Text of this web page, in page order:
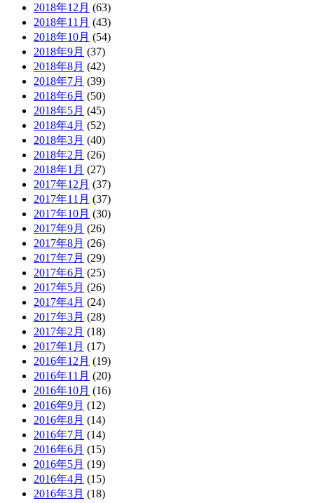
2018年12月 (63)
2018年11月 (43)
2018年10月 (54)
2018年9月 (37)
2018年8月 (42)
2018年7月 (39)
2018年6月 (50)
2018年5月 (45)
2018年4月 (52)
2018年3月 (40)
2018年2月 (26)
2018年1月 (27)
2017年12月 (37)
2017年11月 (37)
2017年10月 (30)
2017年9月 (26)
2017年8月 (26)
2017年7月 (29)
2017年6月 (25)
2017年5月 (26)
2017年4月 (24)
2017年3月 (28)
2017年2月 (18)
2017年1月 (17)
2016年12月 (19)
2016年11月 (20)
2016年10月 (16)
2016年9月 (12)
2016年8月 (14)
2016年7月 (14)
2016年6月 (15)
2016年5月 (19)
2016年4月 (15)
2016年3月 (18)